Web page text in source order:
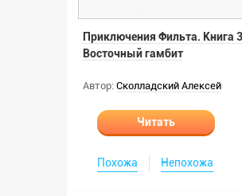
Приключения Фильта. Книга
Восточный гамбит
Автор: Сколладский Алексей
Читать
Похожа Непохожа